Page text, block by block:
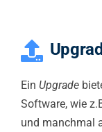
Ein Upgrade
Software, wie
und manchmal